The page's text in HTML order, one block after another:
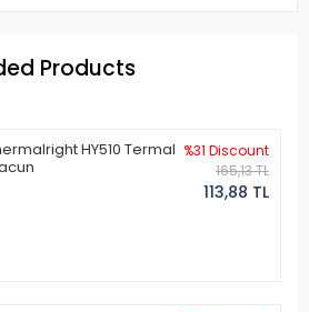
Products
HY510 Termal %31 Discount
165,13 TL
113,88 TL